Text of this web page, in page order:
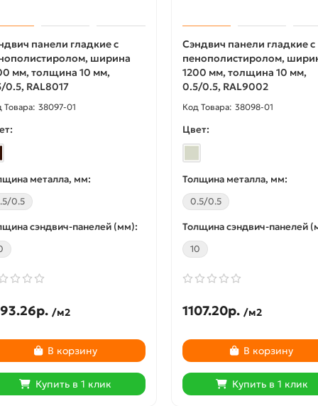
панели гладкие с
ширина
мм, толщина 10 мм,
0.5, RAL8017
38097-01
металла, мм:
0.5
сэндвич-панелей (мм):
/м2
В корзину
Купить в 1 клик
Сэндвич панели гладкие с
пенополистиролом,
1200 мм, толщина 10 мм,
0.5/0.5, RAL9002
38098-01
Цвет:
Толщина металла, мм:
0.5/0.5
Толщина сэндвич-панелей
10
1107.20р. /м2
В корзину
Купить в 1 клик